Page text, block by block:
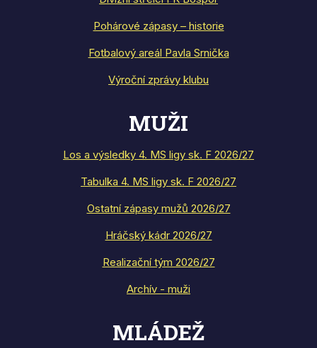
Pohárové zápasy – historie
Fotbalový areál Pavla Srnička
Výroční zprávy klubu
MUŽI
Los a výsledky 4. MS ligy sk. F 2026/27
Tabulka 4. MS ligy sk. F 2026/27
Ostatní zápasy mužů 2026/27
Hráčský kádr 2026/27
Realizační tým 2026/27
Archív - muži
MLÁDEŽ